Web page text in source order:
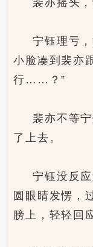
裴亦摇头
宁钰理亏
小脸凑到裴亦
行……？”
裴亦不等
了上去。
宁钰没反
圆眼睛发愣，
膀上，轻轻回